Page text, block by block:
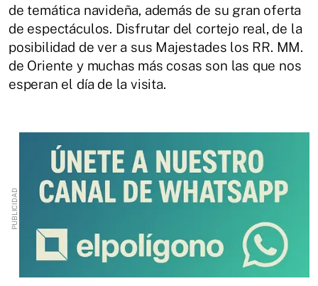
de temática navideña, además de su gran oferta
de espectáculos. Disfrutar del cortejo real, de la
posibilidad de ver a sus Majestades los RR. MM.
de Oriente y muchas más cosas son las que nos
esperan el día de la visita.